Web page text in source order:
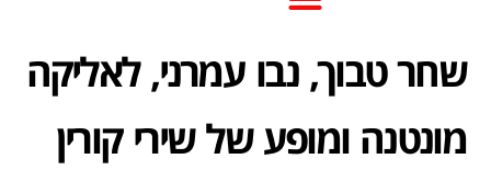
שחר טבוך, נבו עמרני, לאליקה
מונטנה ומופע של שירי קורין